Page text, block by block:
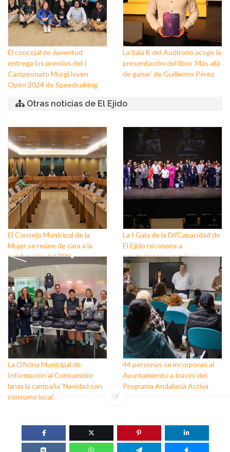
El concejal de Juventud
entrega los premios del I
Campeonato MurgiJoven
Open 2024 de Speedcubing
La Sala B del Auditorio acoge la
presentación del libro ‘Más allá
de ganar’ de Guillermo Pérez
Otras noticias de El Ejido
El Consejo Municipal de la
Mujer se reúne de cara a la
celebración del 25N
La I Gala de la DifCapacidad de
El Ejido reconoce a
asociaciones, usuarios y
personas que trabajan a favor
de este colectivo
La Oficina Municipal de
Información al Consumidor
lanza la campaña ‘Navidad con
consumo local’
44 personas se incorporan al
Ayuntamiento a través del
Programa Andalucía Activa